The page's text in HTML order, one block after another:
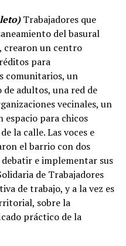
Trabajadores que
del basural
crearon un centro
para
comunitarios, un
adultos, una red de
vecinales, un
para chicos
la calle. Las voces e
el barrio con dos
e implementar sus
de Trabajadores
de trabajo, y a la vez es
sobre la
práctico de la